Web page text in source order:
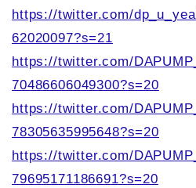
https://twitter.com/
62020097?s=21
https://twitter.com/
70486606049300?s=20
https://twitter.com/
78305635995648?s=20
https://twitter.com/
79695171186691?s=20